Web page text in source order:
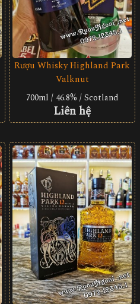
Rượu Whisky Highland Park
Valknut
700ml / 46.8% / Scotland
Liên hệ